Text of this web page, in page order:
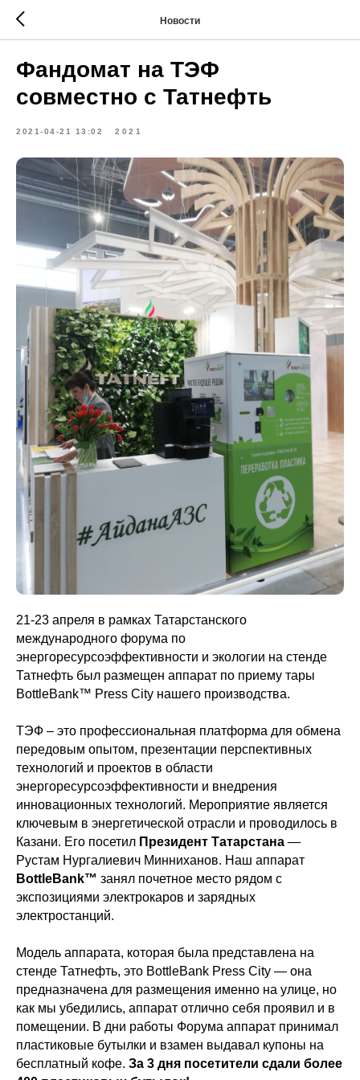
Новости
Фандомат на ТЭФ
совместно с Татнефть
2021-04-21 13:02 2021
21-23 апреля в рамках Татарстанского
международного форума по
энергоресурсоэффективности и экологии на стенде
Татнефть был размещен аппарат по приему тары
BottleBank™ Press City нашего производства.
ТЭФ – это профессиональная платформа для обмена
передовым опытом, презентации перспективных
технологий и проектов в области
энергоресурсоэффективности и внедрения
инновационных технологий. Мероприятие является
ключевым в энергетической отрасли и проводилось в
Казани. Его посетил Президент Татарстана —
Рустам Нургалиевич Минниханов. Наш аппарат
BottleBank™ занял почетное место рядом с
экспозициями электрокаров и зарядных
электростанций.
Модель аппарата, которая была представлена на
стенде Татнефть, это BottleBank Press City — она
предназначена для размещения именно на улице, но
как мы убедились, аппарат отлично себя проявил и в
помещении. В дни работы Форума аппарат принимал
пластиковые бутылки и взамен выдавал купоны на
бесплатный кофе. За 3 дня посетители сдали более